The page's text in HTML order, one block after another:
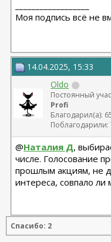
Моя подпись всё не
14.04.2025, 15:33
Oldo
Постоянный
Profi
Благодарил(а):
Поблагодарили:
@Наталия Д,
числе. Голосование
прошлым акциям, не
интереса, совпало
Спасибо: 2